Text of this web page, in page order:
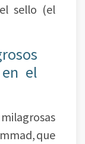
sello (el
el
que